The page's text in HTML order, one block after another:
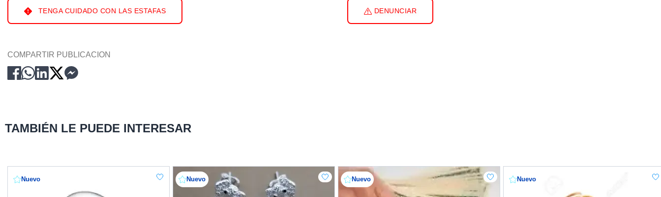
TENGA CUIDADO CON LAS ESTAFAS DENUNCIAR
COMPARTIR PUBLICACION
TAMBIÉN LE PUEDE INTERESAR
Nuevo Nuevo Nuevo Nuevo